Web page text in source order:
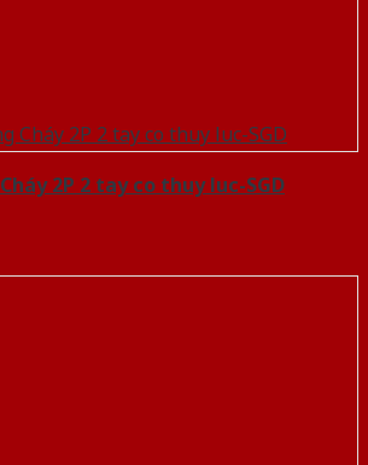
2P 2 tay co thuy luc-SGD